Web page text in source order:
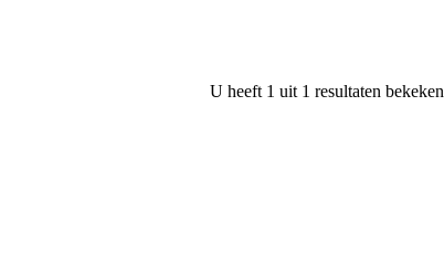
U heeft 1 uit 1 resultaten bekeken